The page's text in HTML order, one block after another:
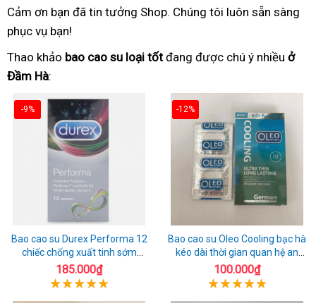
Cảm ơn bạn đã tin tưởng Shop. Chúng tôi luôn sẵn sàng
phục vụ bạn!
Thao khảo bao cao su loại tốt đang được chú ý nhiều ở
Đầm Hà:
-9%
Bao cao su Durex Performa 12
chiếc chống xuất tinh sớm
chuẩn Thái Lan
185.000₫
-12%
Bao cao su Oleo Cooling bạc hà
kéo dài thời gian quan hệ an
toàn
100.000₫